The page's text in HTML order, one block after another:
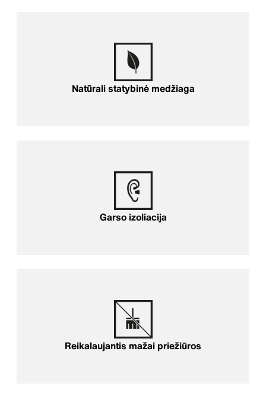
Natūrali statybinė medžiaga
Garso izoliacija
Reikalaujantis mažai priežiūros